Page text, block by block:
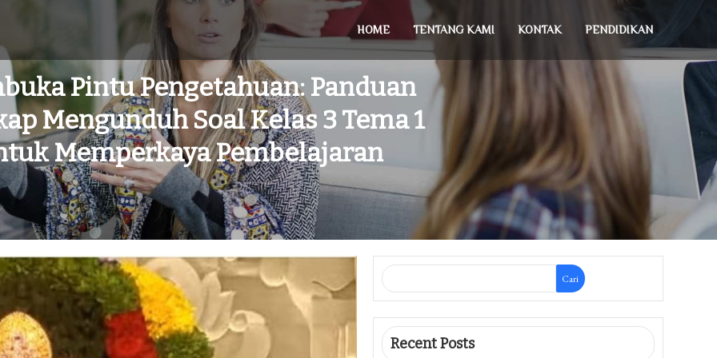
HOME TENTANG KAMI KONTAK PENDIDIKAN
Pintu Pengetahuan: Panduan
Mengunduh Soal Kelas 3 Tema 1
Memperkaya Pembelajaran
Cari
Recent Posts